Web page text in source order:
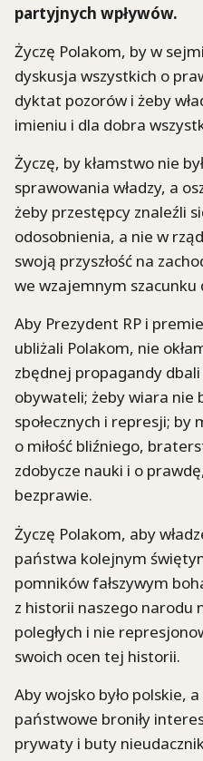
partyjnych wpływów.
Życzę Polakom, by w
dyskusja wszystkich o
dyktat pozorów i żeby
imieniu i dla dobra
Życzę, by kłamstwo nie
sprawowania władzy, a
żeby przestępcy znaleźli
odosobnienia, a nie w
swoją przyszłość na
we wzajemnym szacunku
Aby Prezydent RP i
ubliżali Polakom, nie
zbędnej propagandy
obywateli; żeby wiara nie
społecznych i represji; by
o miłość bliźniego,
zdobycze nauki i o
bezprawie.
Życzę Polakom, aby
państwa kolejnym
pomników fałszywym
z historii naszego narodu
poległych i nie
swoich ocen tej historii.
Aby wojsko było polskie,
państwowe broniły
prywaty i buty